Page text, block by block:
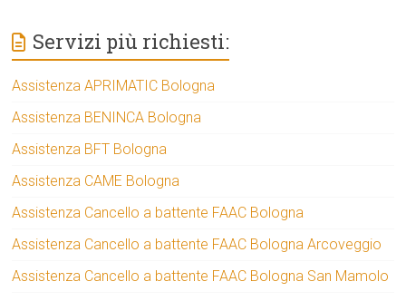
Servizi più richiesti:
Assistenza APRIMATIC Bologna
Assistenza BENINCA Bologna
Assistenza BFT Bologna
Assistenza CAME Bologna
Assistenza Cancello a battente FAAC Bologna
Assistenza Cancello a battente FAAC Bologna Arcoveggio
Assistenza Cancello a battente FAAC Bologna San Mamolo